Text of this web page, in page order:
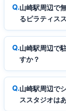
山崎駅周辺で
るピラティス
山崎駅周辺で
すか？
山崎駅周辺で
ススタジオは